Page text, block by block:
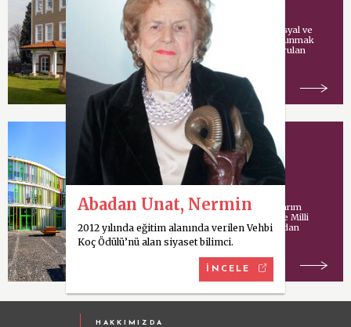
Vehbi Koç tarafından sosyal ve
kültürel hizmetlerde bulunmak
amacıyla İstanbul’da kurulan
vakıf.
Koç Model Okulu
Uluslararası mimari tasarım
şirketi Cannon Design ve Milli
Eğitim Bakanlığı tarafından
ortaklaşa yürütülen
Abadan Unat, Nermin
2012 yılında eğitim alanında verilen Vehbi
Koç Ödülü’nü alan siyaset bilimci.
İNCELE
HAKKIMIZDA